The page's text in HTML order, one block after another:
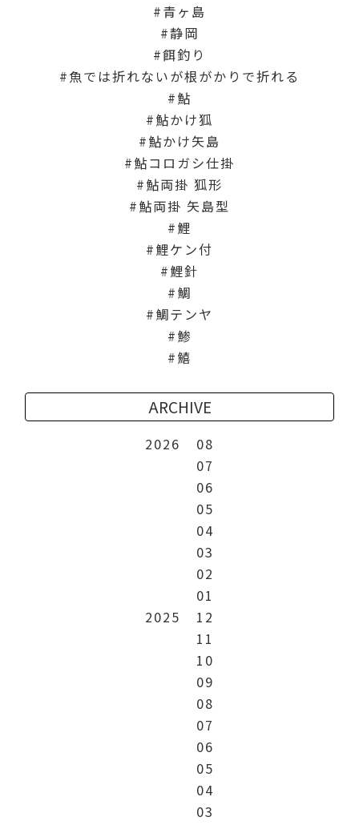
青ヶ島
静岡
餌釣り
魚では折れないが根がかりで折れる
鮎
鮎かけ狐
鮎かけ矢島
鮎コロガシ仕掛
鮎両掛 狐形
鮎両掛 矢島型
鯉
鯉ケン付
鯉針
鯛
鯛テンヤ
鯵
鱚
ARCHIVE
2026
08
07
06
05
04
03
02
01
2025
12
11
10
09
08
07
06
05
04
03